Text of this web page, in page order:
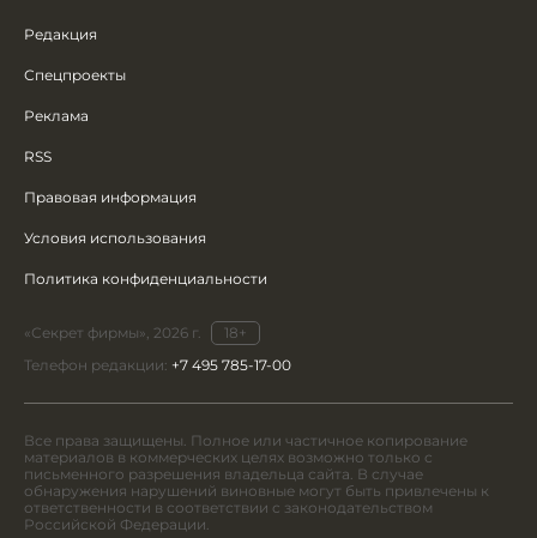
Редакция
Спецпроекты
Реклама
RSS
Правовая информация
Условия использования
Политика конфиденциальности
«Секрет фирмы», 2026 г.
18+
Телефон редакции: +7 495 785-17-00
Все права защищены. Полное или частичное копирование
материалов в коммерческих целях возможно только с
письменного разрешения владельца сайта. В случае
обнаружения нарушений виновные могут быть привлечены к
ответственности в соответствии с законодательством
Российской Федерации.